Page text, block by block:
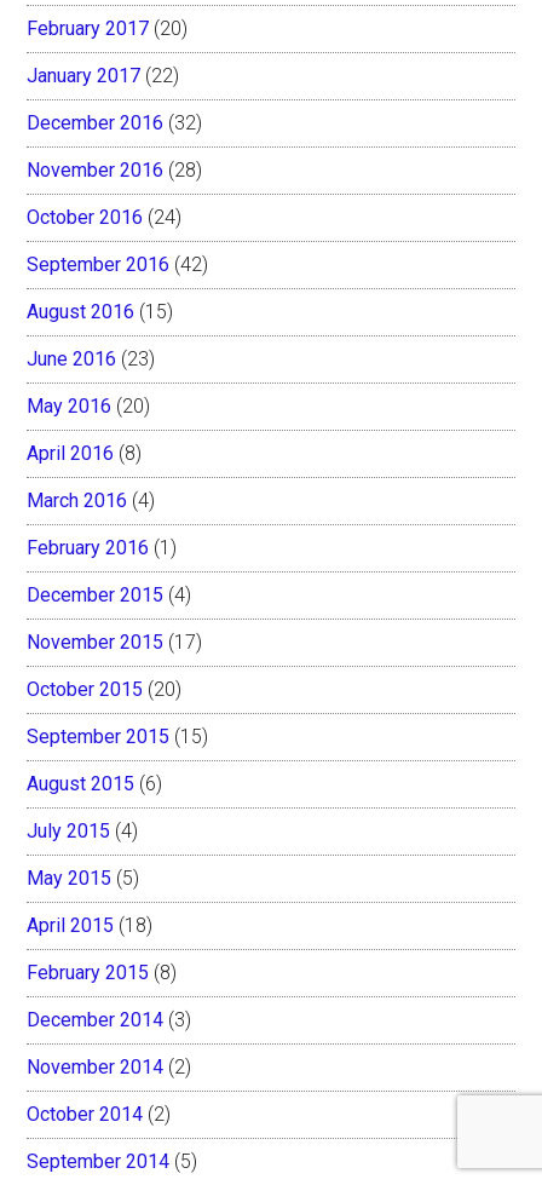
February 2017 (20)
January 2017 (22)
December 2016 (32)
November 2016 (28)
October 2016 (24)
September 2016 (42)
August 2016 (15)
June 2016 (23)
May 2016 (20)
April 2016 (8)
March 2016 (4)
February 2016 (1)
December 2015 (4)
November 2015 (17)
October 2015 (20)
September 2015 (15)
August 2015 (6)
July 2015 (4)
May 2015 (5)
April 2015 (18)
February 2015 (8)
December 2014 (3)
November 2014 (2)
October 2014 (2)
September 2014 (5)